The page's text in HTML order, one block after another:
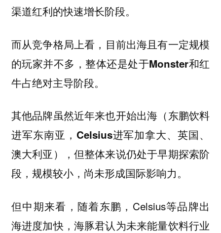
渠道红利的快速增长阶段。
而从竞争格局上看 ， 目前出海且有一定规模
的玩家并不多，整体还是处于Monster和红
牛占绝对主导阶段。
其他品牌虽然近年来也开始出海（东鹏饮料
进军东南亚，Celsius进军加拿大、英国、
澳大利亚），但整体来说仍处于早期探索阶
段，规模较小，尚未形成国际影响力。
但中期来看，随着东鹏，Celsius等品牌出
海进度加快，海豚君认为未来能量饮料行业